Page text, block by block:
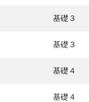
基礎３
基礎３
基礎４
基礎４